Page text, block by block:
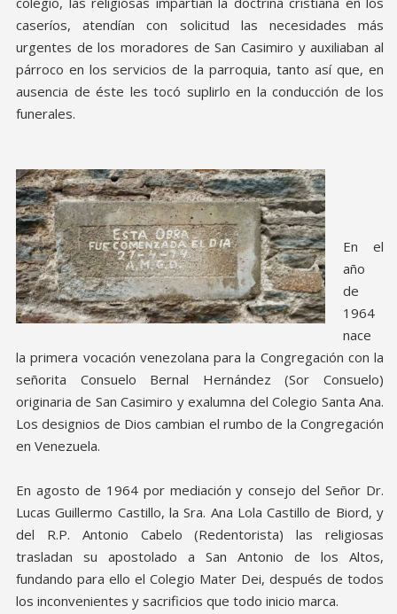
caseríos, atendían con solicitud las necesidades más
urgentes de los moradores de San Casimiro y auxiliaban al
párroco en los servicios de la parroquia, tanto así que, en
ausencia de éste les tocó suplirlo en la conducción de los
funerales.
En el
año
de
1964
nace
la primera vocación venezolana para la Congregación con la
señorita Consuelo Bernal Hernández (Sor Consuelo)
originaria de San Casimiro y exalumna del Colegio Santa Ana.
Los designios de Dios cambian el rumbo de la Congregación
en Venezuela.
En agosto de 1964 por mediación y consejo del Señor Dr.
Lucas Guillermo Castillo, la Sra. Ana Lola Castillo de Biord, y
del R.P. Antonio Cabelo (Redentorista) las religiosas
trasladan su apostolado a San Antonio de los Altos,
fundando para ello el Colegio Mater Dei, después de todos
los inconvenientes y sacrificios que todo inicio marca.